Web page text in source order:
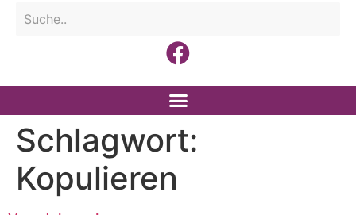
Schlagwort:
Kopulieren